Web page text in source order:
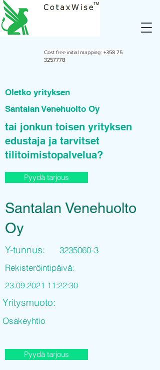
Cost free initial mapping: +358 75
3257778
Oletko yrityksen
Santalan Venehuolto Oy
tai jonkun toisen yrityksen
edustaja ja tarvitset
tilitoimistopalvelua?
Pyydä tarjous
Santalan Venehuolto
Oy
Y-tunnus:
3235060-3
Rekisteröintipäivä:
23.09.2021 11 :22:30
Yritysmuoto:
Osakeyhtio
Pyydä tarjous